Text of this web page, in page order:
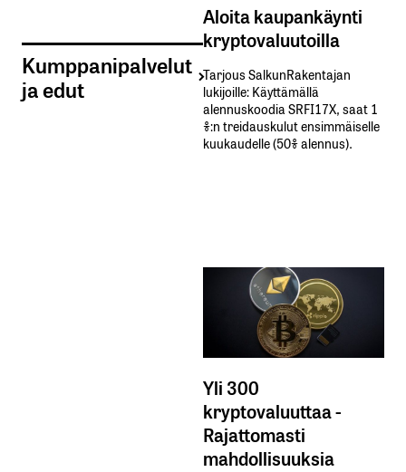
Kumppanipalvelut
ja edut
Aloita kaupankäynti
kryptovaluutoilla
Tarjous SalkunRakentajan
lukijoille: Käyttämällä​ ​
alennuskoodia​ ​SRFI17X,​ ​saat​ ​1
%:n treidauskulut​ ​ensimmäiselle​ ​
kuukaudelle​ ​(50%​ ​alennus).
Yli 300
kryptovaluuttaa -
Rajattomasti
mahdollisuuksia